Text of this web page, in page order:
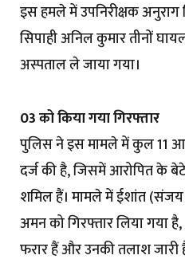
इस हमले में उपनिरीक्षक अनुराग
सिपाही अनिल कुमार तीनों
अस्पताल ले जाया गया।
03 को किया गया गिरफ्तार
पुलिस ने इस मामले में कुल 11
दर्ज की है, जिसमें आरोपित के
शमिल हैं। मामले में ईशांत
अमन को गिरफ्तार लिया गया
फरार हैं और उनकी तलाश जारी